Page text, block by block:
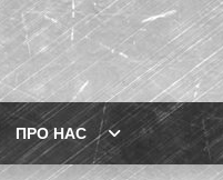
ПРО НАС